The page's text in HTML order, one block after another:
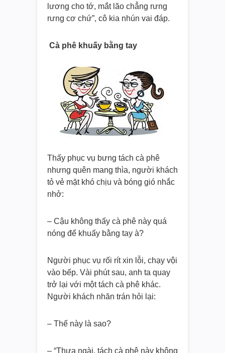
lương cho tớ, mắt lão chẳng rưng
rưng cơ chứ”, cô kia nhún vai đáp.
Cà phê khuấy bằng tay
Thấy phục vụ bưng tách cà phê
nhưng quên mang thìa, người khách
tỏ vẻ mặt khó chịu và bóng gió nhắc
nhở:
– Cậu không thấy cà phê này quá
nóng để khuấy bằng tay à?
Người phục vụ rối rít xin lỗi, chạy vội
vào bếp. Vài phút sau, anh ta quay
trở lại với một tách cà phê khác.
Người khách nhăn trán hỏi lại:
– Thế này là sao?
– “Thưa ngài, tách cà phê này không